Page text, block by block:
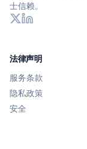
士信赖。
法律声明
服务条款
隐私政策
安全